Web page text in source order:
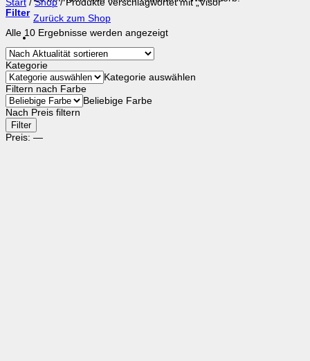
Zurück zum Shop
Start / Shop /Produkte verschlagwortet mit „Visor“
Filter
Alle 10 Ergebnisse werden angezeigtNach
Kategorie
Kategorie auswählen
Filtern nach Farbe
Beliebige Farbe
Nach Preis filtern
Min.
Preis
Max.
Preis
Filter
Preis: —